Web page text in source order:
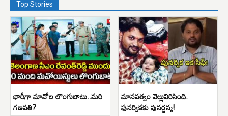
Top Stories
భారీగా మావోల లొంగుబాటు..మరి
గణపతి?
మానవత్వం వెల్లువిరిసింది.
పునర్వికకు పునర్జన్మ!